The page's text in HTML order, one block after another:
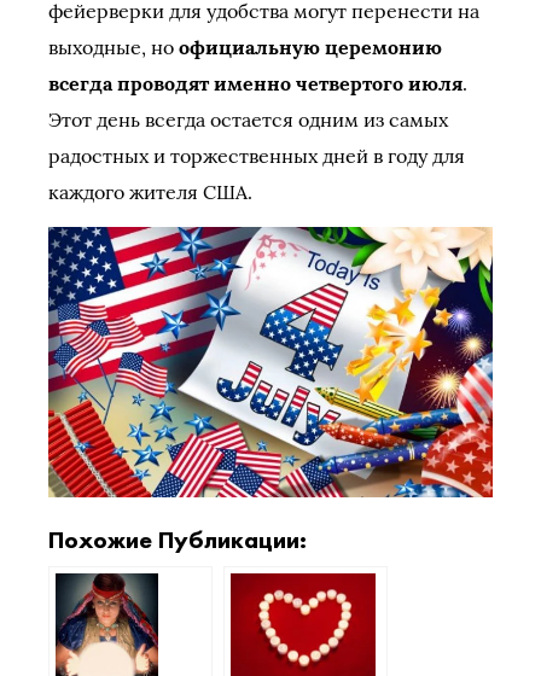
фейерверки для удобства могут перенести на
выходные, но официальную церемонию
всегда проводят именно четвертого июля.
Этот день всегда остается одним из самых
радостных и торжественных дней в году для
каждого жителя США.
Похожие Публикации: